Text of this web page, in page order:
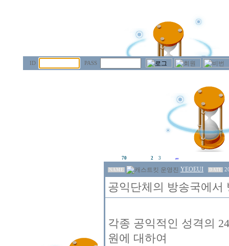
ID PASS
70 2 3
NAME YEOEUI DATE
공익단체의 방송국에서
각종 공익적인 성격의
원에 대하여